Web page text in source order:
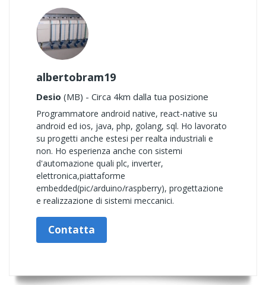
albertobram19
Desio (MB) - Circa 4km dalla tua posizione
Programmatore android native, react-native su
android ed ios, java, php, golang, sql. Ho lavorato
su progetti anche estesi per realta industriali e
non. Ho esperienza anche con sistemi
d'automazione quali plc, inverter,
elettronica,piattaforme
embedded(pic/arduino/raspberry), progettazione
e realizzazione di sistemi meccanici.
Contatta